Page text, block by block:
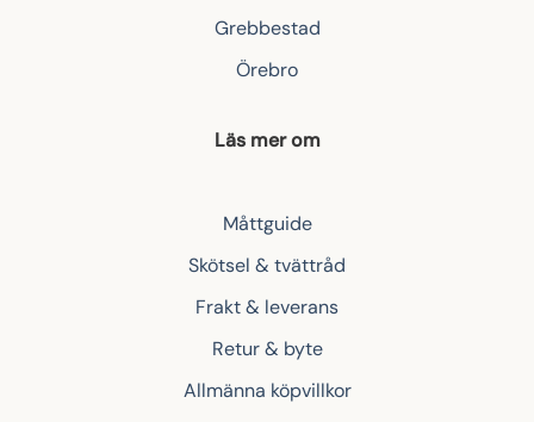
Grebbestad
Örebro
Läs mer om
Måttguide
Skötsel & tvättråd
Frakt & leverans
Retur & byte
Allmänna köpvillkor